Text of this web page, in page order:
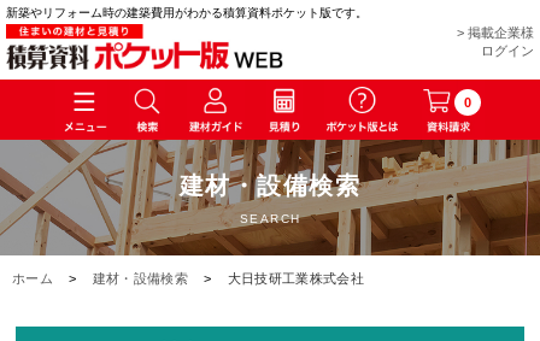
新築やリフォーム時の建築費用がわかる積算資料ポケット版です。
> 掲載企業様
ログイン
0
建材・設備検索
SEARCH
ホーム > 建材・設備検索 > 大日技研工業株式会社